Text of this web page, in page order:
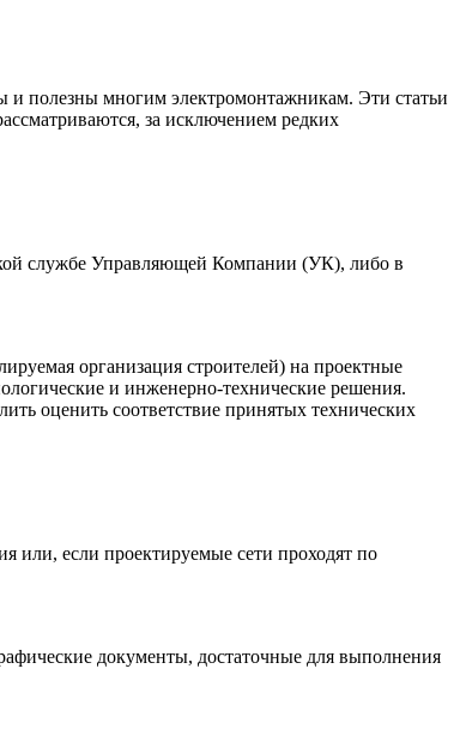
и полезны многим электромонтажникам. Эти статьи
за исключением редких
службе Управляющей Компании (УК), либо в
организация строителей) на проектные
и инженерно-технические решения.
оценить соответствие принятых технических
или, если проектируемые сети проходят по
документы, достаточные для выполнения